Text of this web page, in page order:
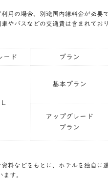
用の場合、別途国内線料金が必要
やバスなどの交通費は含まれてお
ード プラン
L
基本プラン
アップグレード
プラン
料などをもとに、ホテルを独自に
す。